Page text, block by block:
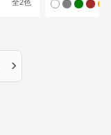
全2色
›